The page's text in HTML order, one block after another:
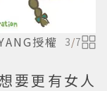
授權 3/7
要更有女人